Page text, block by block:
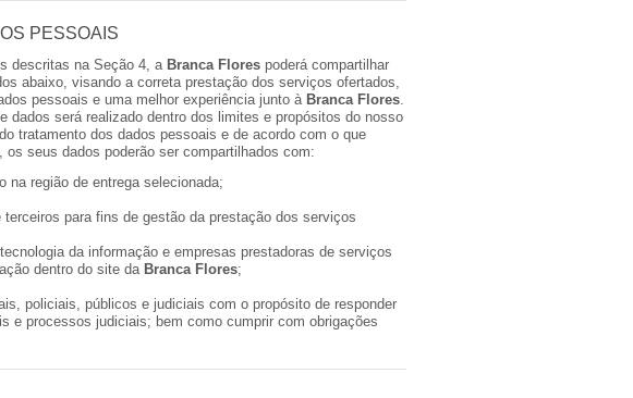
PESSOAIS
descritas na Seção 4, a Branca Flores poderá compartilhar
abaixo, visando a correta prestação dos serviços ofertados,
pessoais e uma melhor experiência junto à Branca Flores.
dados será realizado dentro dos limites e propósitos do nosso
tratamento dos dados pessoais e de acordo com o que
seus dados poderão ser compartilhados com:
na região de entrega selecionada;
para fins de gestão da prestação dos serviços
da informação e empresas prestadoras de serviços
dentro do site da Branca Flores;
policiais, públicos e judiciais com o propósito de responder
e processos judiciais; bem como cumprir com obrigações